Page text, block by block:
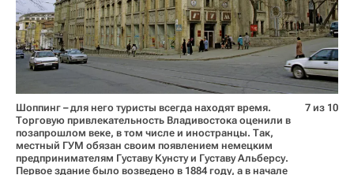
Шоппинг – для него туристы всегда находят время.
Торговую привлекательность Владивостока оценили в
позапрошлом веке, в том числе и иностранцы. Так,
местный ГУМ обязан своим появлением немецким
предпринимателям Густаву Кунсту и Густаву Альберсу.
Первое здание было возведено в 1884 году, а в начале
7 из 10